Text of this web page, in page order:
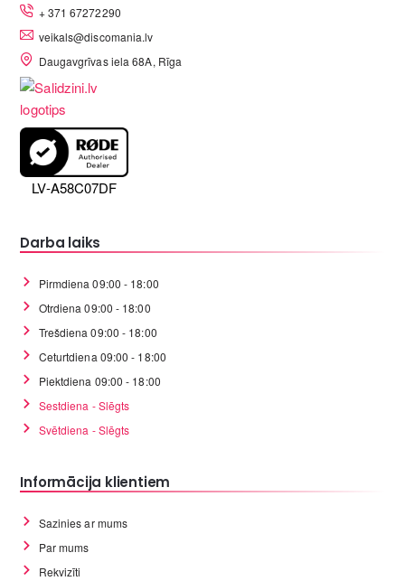
+ 371 67272290
veikals@discomania.lv
Daugavgrīvas iela 68A, Rīga
LV-A58C07DF
Darba laiks
Pirmdiena 09:00 - 18:00
Otrdiena 09:00 - 18:00
Trešdiena 09:00 - 18:00
Ceturtdiena 09:00 - 18:00
Piektdiena 09:00 - 18:00
Sestdiena - Slēgts
Svētdiena - Slēgts
Informācija klientiem
Sazinies ar mums
Par mums
Rekvizīti